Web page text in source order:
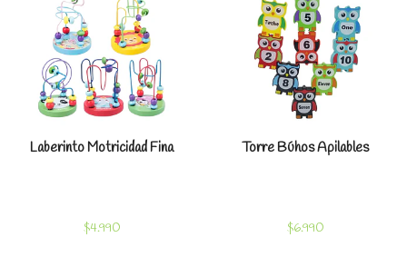
Laberinto Motricidad Fina
$4.990
Torre Búhos Apilables
$6.990